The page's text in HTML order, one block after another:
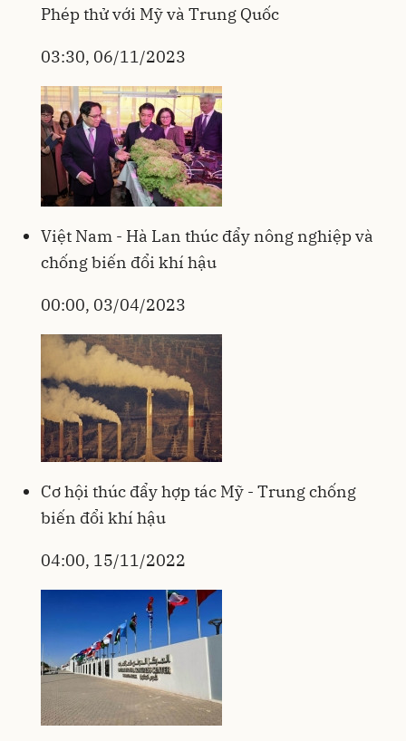
Phép thử với Mỹ và Trung Quốc
03:30, 06/11/2023
Việt Nam - Hà Lan thúc đẩy nông nghiệp và
chống biến đổi khí hậu
00:00, 03/04/2023
Cơ hội thúc đẩy hợp tác Mỹ - Trung chống
biến đổi khí hậu
04:00, 15/11/2022